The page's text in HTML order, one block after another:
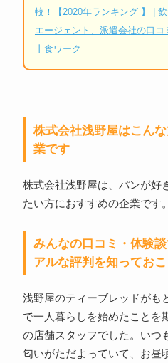
較！【2020年ランキング 】 |
エージェント、派遣会社の口
丨食ワーク
株式会社浅野屋はこん
業です
株式会社浅野屋は、パンが好
たい方におすすめの企業です。
みんなの口コミ・体験
アルな評判を知っておこ
浅野屋のティーブレッドがも
で一人暮らしを始めたことを
の店舗スタッフでした。いつ
匂いがただよっていて、お昼